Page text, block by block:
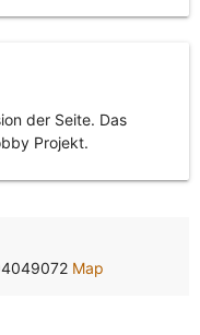
der Seite. Das
Projekt.
Map